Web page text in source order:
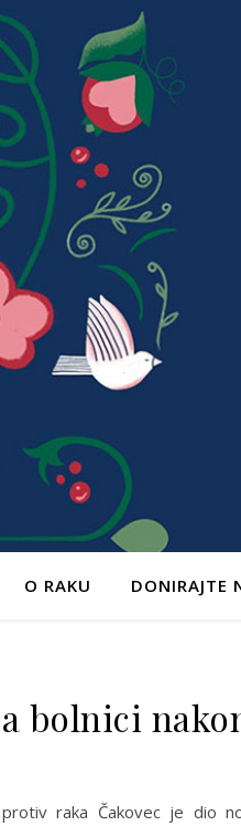
O RAKU DONIRAJTE
bolnici
raka Čakovec je dio